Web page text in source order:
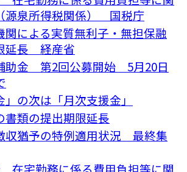
源泉所得税関係） 国税庁
関による実質無利子・無担保融
延長 経産省
助金 第2回公募開始 5月20日
」の次は「月次支援金」
書類の提出期限延長
収猶予の特例適用状況 最終集